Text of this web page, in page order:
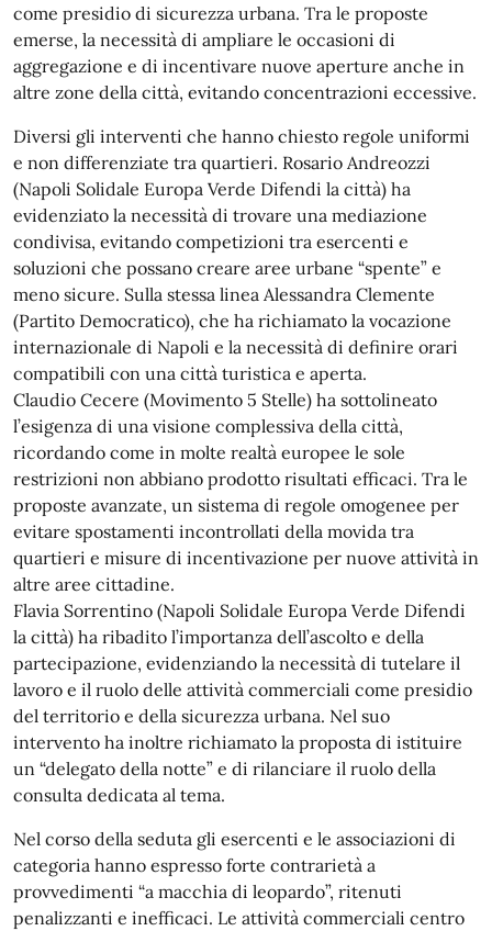
come presidio di sicurezza urbana. Tra le proposte
emerse, la necessità di ampliare le occasioni di
aggregazione e di incentivare nuove aperture anche in
altre zone della città, evitando concentrazioni eccessive.
Diversi gli interventi che hanno chiesto regole uniformi
e non differenziate tra quartieri. Rosario Andreozzi
(Napoli Solidale Europa Verde Difendi la città) ha
evidenziato la necessità di trovare una mediazione
condivisa, evitando competizioni tra esercenti e
soluzioni che possano creare aree urbane “spente” e
meno sicure. Sulla stessa linea Alessandra Clemente
(Partito Democratico), che ha richiamato la vocazione
internazionale di Napoli e la necessità di definire orari
compatibili con una città turistica e aperta.
Claudio Cecere (Movimento 5 Stelle) ha sottolineato
l’esigenza di una visione complessiva della città,
ricordando come in molte realtà europee le sole
restrizioni non abbiano prodotto risultati efficaci. Tra le
proposte avanzate, un sistema di regole omogenee per
evitare spostamenti incontrollati della movida tra
quartieri e misure di incentivazione per nuove attività in
altre aree cittadine.
Flavia Sorrentino (Napoli Solidale Europa Verde Difendi
la città) ha ribadito l’importanza dell’ascolto e della
partecipazione, evidenziando la necessità di tutelare il
lavoro e il ruolo delle attività commerciali come presidio
del territorio e della sicurezza urbana. Nel suo
intervento ha inoltre richiamato la proposta di istituire
un “delegato della notte” e di rilanciare il ruolo della
consulta dedicata al tema.
Nel corso della seduta gli esercenti e le associazioni di
categoria hanno espresso forte contrarietà a
provvedimenti “a macchia di leopardo”, ritenuti
penalizzanti e inefficaci. Le attività commerciali centro